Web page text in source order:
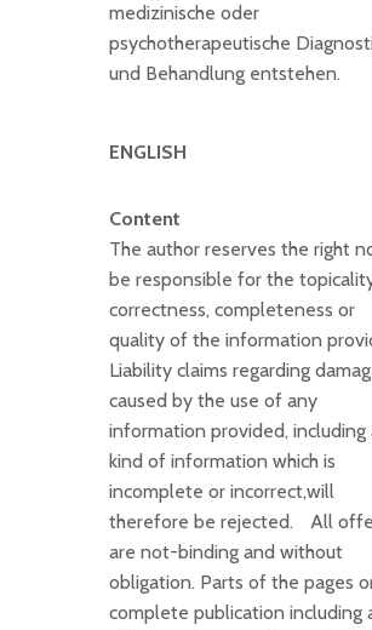
medizinische oder
psychotherapeutische
und Behandlung entstehen.
ENGLISH
Content
The author reserves the right
be responsible for the
correctness, completeness or
quality of the information
Liability claims regarding
caused by the use of any
information provided, including
kind of information which is
incomplete or incorrect,will
therefore be rejected. All
are not-binding and without
obligation. Parts of the pages
complete publication including